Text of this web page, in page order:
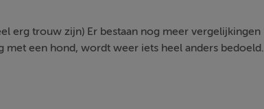
erg trouw zijn) Er bestaan nog meer vergelijkingen
met een hond, wordt weer iets heel anders bedoeld.